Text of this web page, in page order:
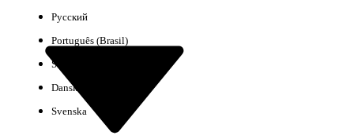
Geen resultaten
Русский
Português (Brasil)
Suomi
Dansk
Svenska